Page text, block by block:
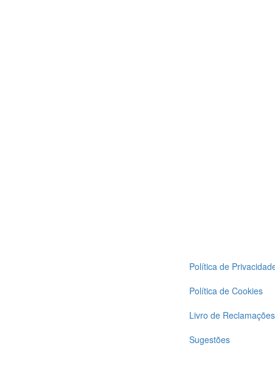
Política de
Política de Cookies
Livro de Reclamações
Sugestões